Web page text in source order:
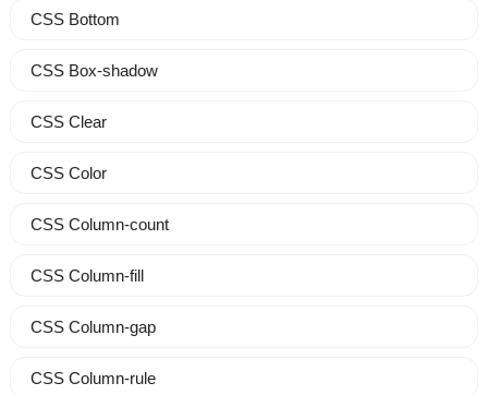
CSS Bottom
CSS Box-shadow
CSS Clear
CSS Color
CSS Column-count
CSS Column-fill
CSS Column-gap
CSS Column-rule